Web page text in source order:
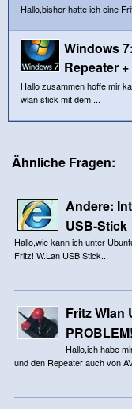
Hallo,bisher hatte ich eine
Windows
Repeater
Hallo zusammen hoffe mir
wlan stick mit dem ...
Ähnliche Fragen:
Andere:
USB-Stick
Hallo,wie kann ich unter
Fritz! W.Lan USB Stick...
Fritz Wlan
PROBLEM!
Hallo,ich habe
und den Repeater auch von